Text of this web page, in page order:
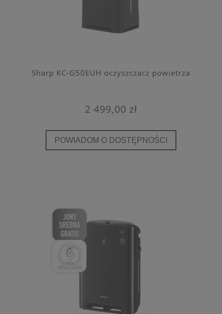
Sharp KC-G50EUH oczyszczacz powietrza
2 499,00 zł
POWIADOM O DOSTĘPNOŚCI